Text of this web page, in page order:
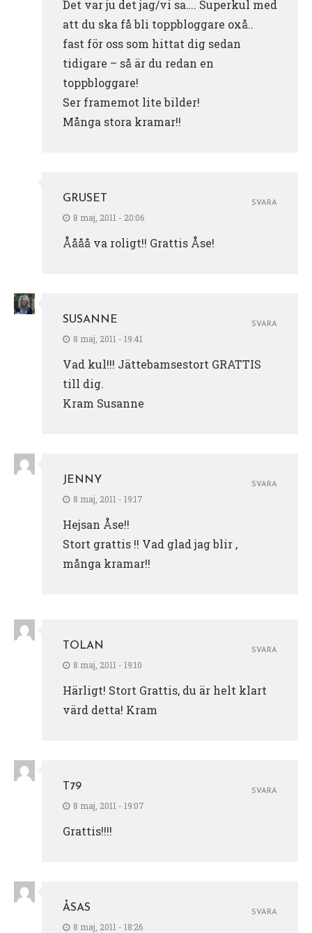
Det var ju det jag/vi sa…. Superkul med
att du ska få bli toppbloggare oxå..
fast för oss som hittat dig sedan
tidigare – så är du redan en
toppbloggare!
Ser framemot lite bilder!
Många stora kramar!!
GRUSET
8 maj, 2011 - 20:06
Åååå va roligt!! Grattis Åse!
SVARA
SUSANNE
8 maj, 2011 - 19:41
Vad kul!!! Jättebamsestort GRATTIS
till dig.
Kram Susanne
SVARA
JENNY
8 maj, 2011 - 19:17
Hejsan Åse!!
Stort grattis !! Vad glad jag blir ,
många kramar!!
SVARA
TOLAN
8 maj, 2011 - 19:10
Härligt! Stort Grattis, du är helt klart
värd detta! Kram
SVARA
T79
8 maj, 2011 - 19:07
Grattis!!!!
SVARA
ÅSAS
8 maj, 2011 - 18:26
SVARA